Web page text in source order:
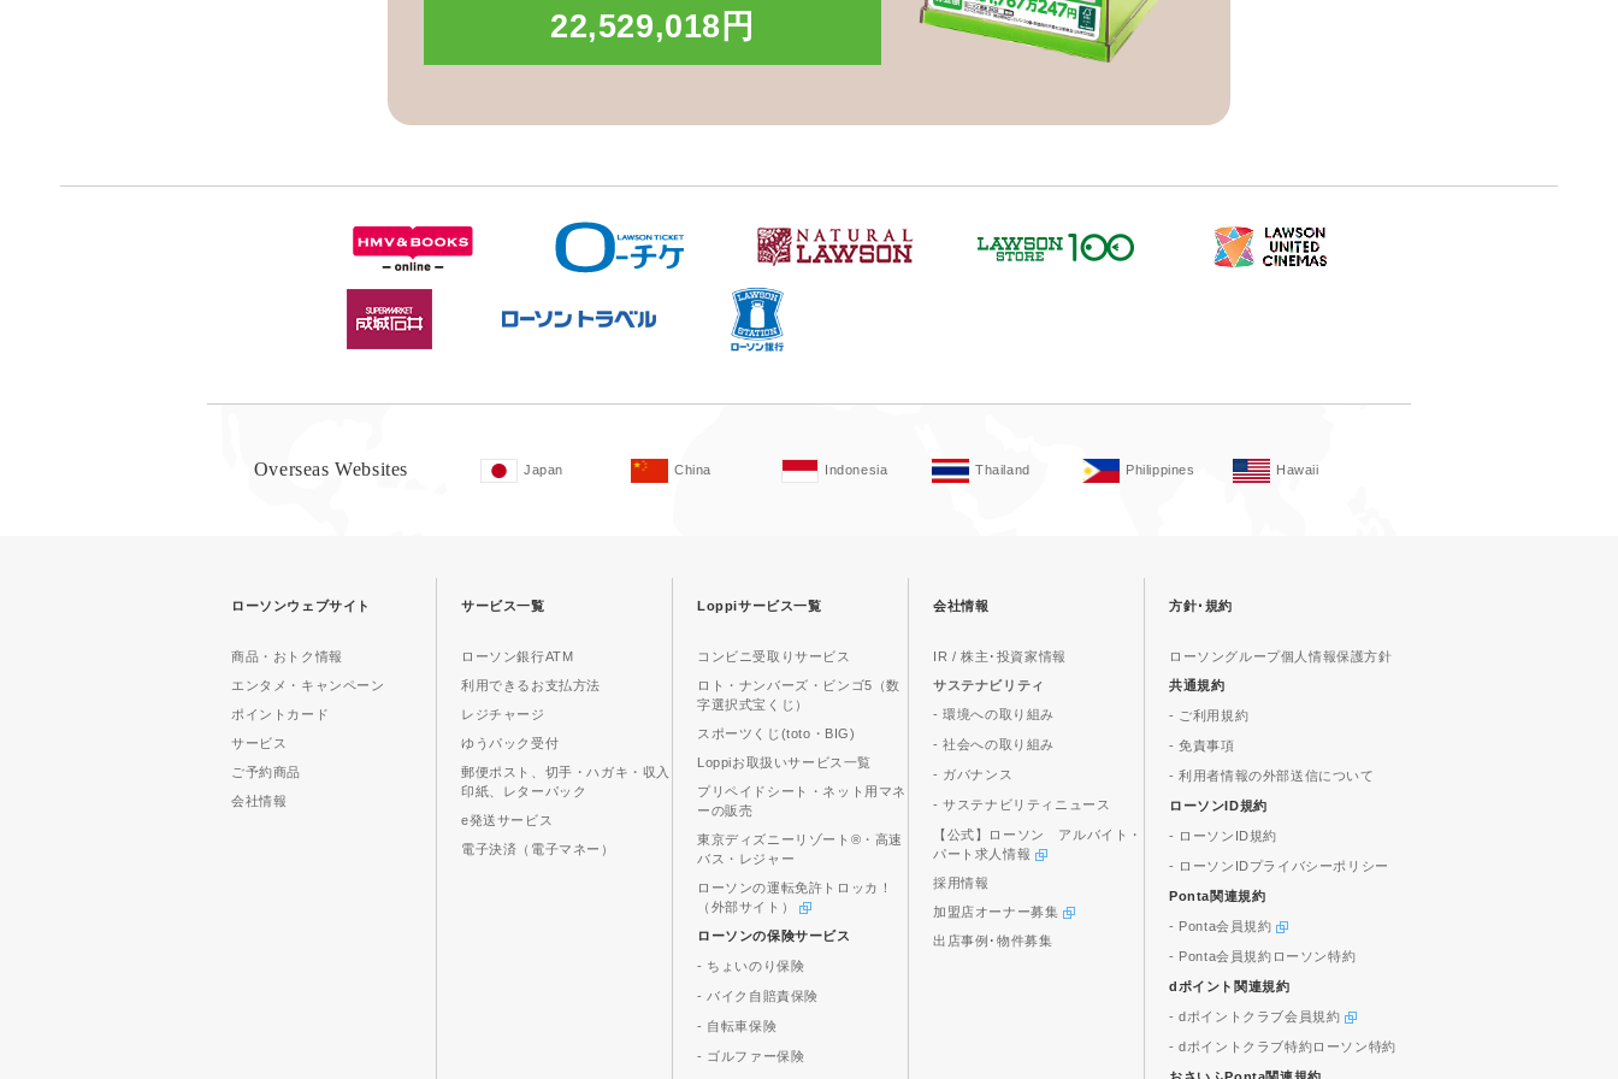
22,529,018円
Overseas Websites Japan China Indonesia Thailand Philippines Hawaii
ローソンウェブサイト
商品・おトク情報
エンタメ・キャンペーン
ポイントカード
サービス
ご予約商品
会社情報
サービス一覧
ローソン銀行ATM
利用できるお支払方法
レジチャージ
ゆうパック受付
郵便ポスト、切手・ハガキ・収入
印紙、レターパック
e発送サービス
電子決済（電子マネー）
Loppiサービス一覧
コンビニ受取りサービス
ロト・ナンバーズ・ビンゴ5（数
字選択式宝くじ）
スポーツくじ(toto・BIG)
Loppiお取扱いサービス一覧
プリペイドシート・ネット用マネ
ーの販売
東京ディズニーリゾート®・高速
バス・レジャー
ローソンの運転免許トロッカ！
（外部サイト）
ローソンの保険サービス
- ちょいのり保険
- バイク自賠責保険
- 自転車保険
- ゴルファー保険
会社情報
IR / 株主･投資家情報
サステナビリティ
- 環境への取り組み
- 社会への取り組み
- ガバナンス
- サステナビリティニュース
【公式】ローソン アルバイト・
パート求人情報
採用情報
加盟店オーナー募集
出店事例･物件募集
方針･規約
ローソングループ個人情報保護方針
共通規約
- ご利用規約
- 免責事項
- 利用者情報の外部送信について
ローソンID規約
- ローソンID規約
- ローソンIDプライバシーポリシー
Ponta関連規約
- Ponta会員規約
- Ponta会員規約ローソン特約
dポイント関連規約
- dポイントクラブ会員規約
- dポイントクラブ特約ローソン特約